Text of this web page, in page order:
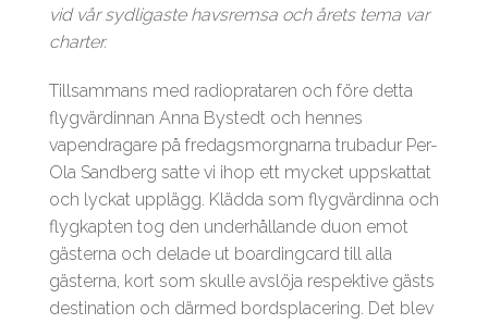
vid vår sydligaste havsremsa och årets tema var
charter.
Tillsammans med radioprataren och före detta
flygvärdinnan Anna Bystedt och hennes
vapendragare på fredagsmorgnarna trubadur Per-
Ola Sandberg satte vi ihop ett mycket uppskattat
och lyckat upplägg. Klädda som flygvärdinna och
flygkapten tog den underhållande duon emot
gästerna och delade ut boardingcard till alla
gästerna, kort som skulle avslöja respektive gästs
destination och därmed bordsplacering. Det blev